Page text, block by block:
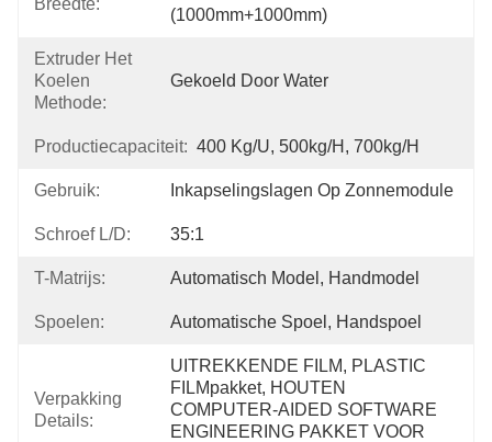
Breedte:
(1000mm+1000mm)
Extruder Het
Koelen
Methode:
Gekoeld Door Water
Productiecapaciteit: 400 Kg/u, 500kg/h, 700kg/h
Gebruik: Inkapselingslagen Op Zonnemodule
Schroef L/D: 35:1
T-Matrijs: Automatisch Model, Handmodel
Spoelen: Automatische Spoel, Handspoel
Verpakking
Details:
UITREKKENDE FILM, PLASTIC
FILMpakket, HOUTEN
COMPUTER-AIDED SOFTWARE
ENGINEERING PAKKET VOOR